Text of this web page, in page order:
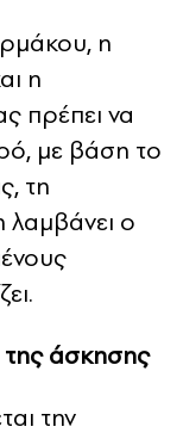
η
η
πρέπει να
με βάση το
τη
ο
άσκησης
την